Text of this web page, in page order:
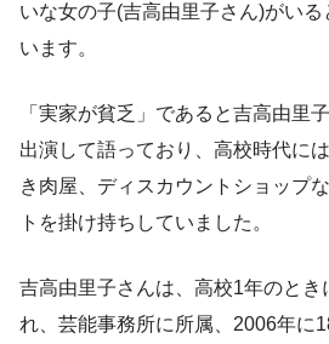
いな女の子(吉高由里子さん)がい
います。
「実家が貧乏」であると吉高由里
出演して語っており、高校時代に
き肉屋、ディスカウントショップ
トを掛け持ちしていました。
吉高由里子さんは、高校1年のとき
れ、芸能事務所に所属、2006年に